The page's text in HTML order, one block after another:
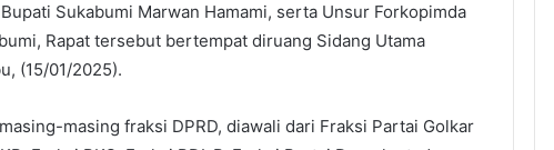
Sukabumi Marwan Hamami, serta Unsur Forkopimda
Rapat tersebut bertempat diruang Sidang Utama
(15/01/2025).
masing fraksi DPRD, diawali dari Fraksi Partai Golkar